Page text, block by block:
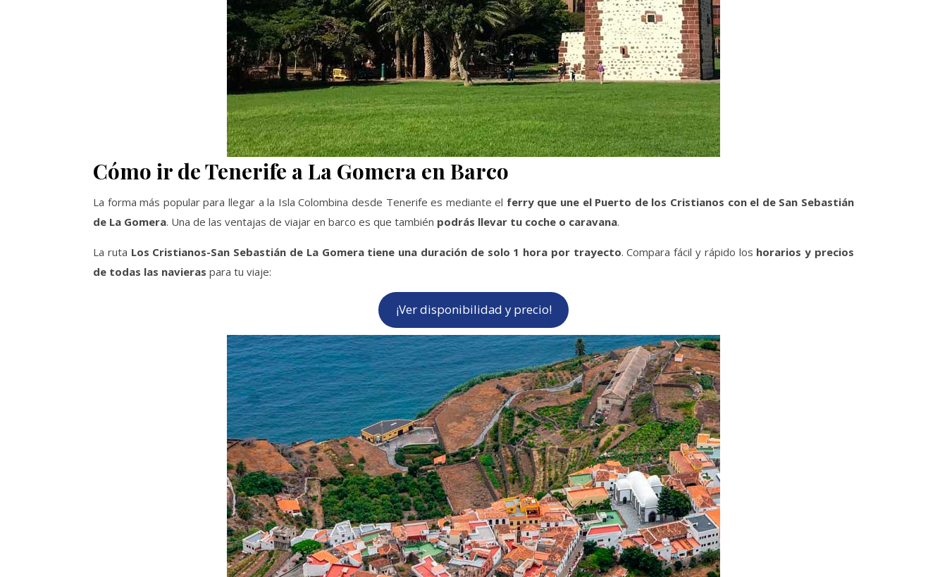
Cómo ir de Tenerife a La Gomera en Barco
La forma más popular para llegar a la Isla Colombina desde Tenerife es mediante el ferry que une el Puerto de los Cristianos con el de San Sebastián
de La Gomera. Una de las ventajas de viajar en barco es que también podrás llevar tu coche o caravana.
La ruta Los Cristianos-San Sebastián de La Gomera tiene una duración de solo 1 hora por trayecto. Compara fácil y rápido los horarios y precios
de todas las navieras para tu viaje:
¡Ver disponibilidad y precio!